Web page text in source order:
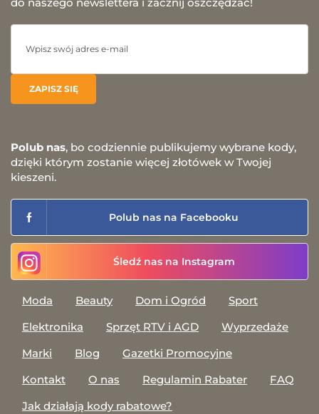
do naszego newslettera i zacznij oszczędzać!
Polub nas, bo codziennie publikujemy wybrane kody,
dzięki którym zostanie więcej złotówek w Twojej
kieszeni.
Polub nas na Facebooku
Śledź nas na Instagram
Moda Beauty Dom i Ogród
Sport
Elektronika
Sprzęt RTV i AGD
Wyprzedaże
Marki
Blog
Gazetki Promocyjne
Kontakt
O nas Regulamin Rabater
FAQ
Jak działają kody rabatowe?